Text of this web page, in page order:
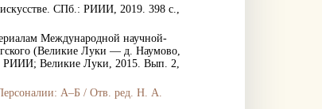
СПб.: РИИИ, 2019. 398 с.,
Международной научной-
(Великие Луки — д. Наумово,
РИИИ; Великие Луки, 2015. Вып. 2,
А–Б / Отв. ред. Н. А.